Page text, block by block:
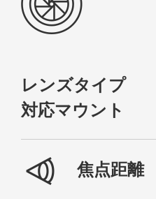
レンズタイプ
対応マウント
焦点距離